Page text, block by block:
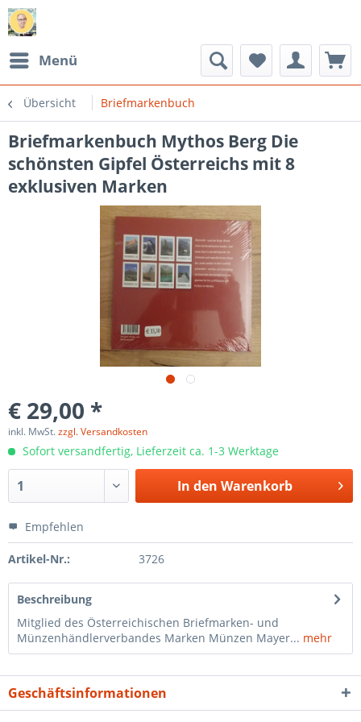
Menü
Übersicht Briefmarkenbuch
Briefmarkenbuch Mythos Berg Die
schönsten Gipfel Österreichs mit 8
exklusiven Marken
€ 29,00 *
inkl. MwSt.zzgl. Versandkosten
Sofort versandfertig, Lieferzeit ca. 1-3 Werktage
In den Warenkorb
Empfehlen
Artikel-Nr.: 3726
Beschreibung
Mitglied des Österreichischen Briefmarken- und
Münzenhändlerverbandes Marken Münzen Mayer... mehr
Geschäftsinformationen